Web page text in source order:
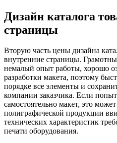
Дизайн каталога
страницы
Вторую часть цены дизайна
внутренние страницы.
немалый опыт работы, хорошо
разработки макета, поэтому
порядке все элементы и
компании заказчика. Если
самостоятельно макет, это
полиграфической продукции
технических характеристик
печати оборудования.